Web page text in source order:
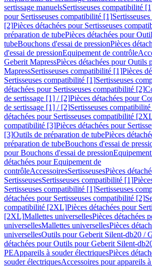
sertissage manuelsSertisseuses compatibilité
pour Sertisseuses compatibilité [1]
[2]Pièces détachées pour Sertisseuses
préparation de tubePièces détachées pour
tubeBouchons d'essai de pressionPièces
d'essai de pressionEquipement de contrôle
Geberit MapressPièces détachées pour Outils
MapressSertisseuses compatibilité [1]Pièces
Sertisseuses compatibilité [1]Sertisseuses
détachées pour Sertisseuses compatibilité [2]
de sertissage [1] / [2]Pièces détachées pour
de sertissage [1] / [2]Sertisseuses
détachées pour Sertisseuses compatibilité
compatibilité [3]Pièces détachées pour
[3]Outils de préparation de tubePièces
préparation de tubeBouchons d'essai de
pour Bouchons d'essai de pression
détachées pour Equipement de
contrôleAccessoiresSertisseusesPièces
SertisseusesSertisseuses compatibilité [1]
Sertisseuses compatibilité [1]Sertisseuses
détachées pour Sertisseuses compatibilité [2]
compatibilité [2XL]Pièces détachées pour
[2XL]Mallettes universellesPièces détachées
universellesMallettes universellesPièces
universellesOutils pour Geberit Silent-db20 /
détachées pour Outils pour Geberit Silent-
PEAppareils à souder électriquesPièces
souder électriquesAccessoires pour appareils